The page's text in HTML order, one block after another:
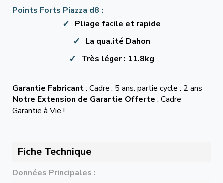
Points Forts Piazza d8 :
Pliage facile et rapide
La qualité Dahon
Très léger : 11.8kg
Garantie Fabricant: Cadre : 5 ans, partie cycle : 2 ans
Notre Extension de Garantie Offerte : Cadre
Garantie à Vie !
Fiche Technique
Données Principales